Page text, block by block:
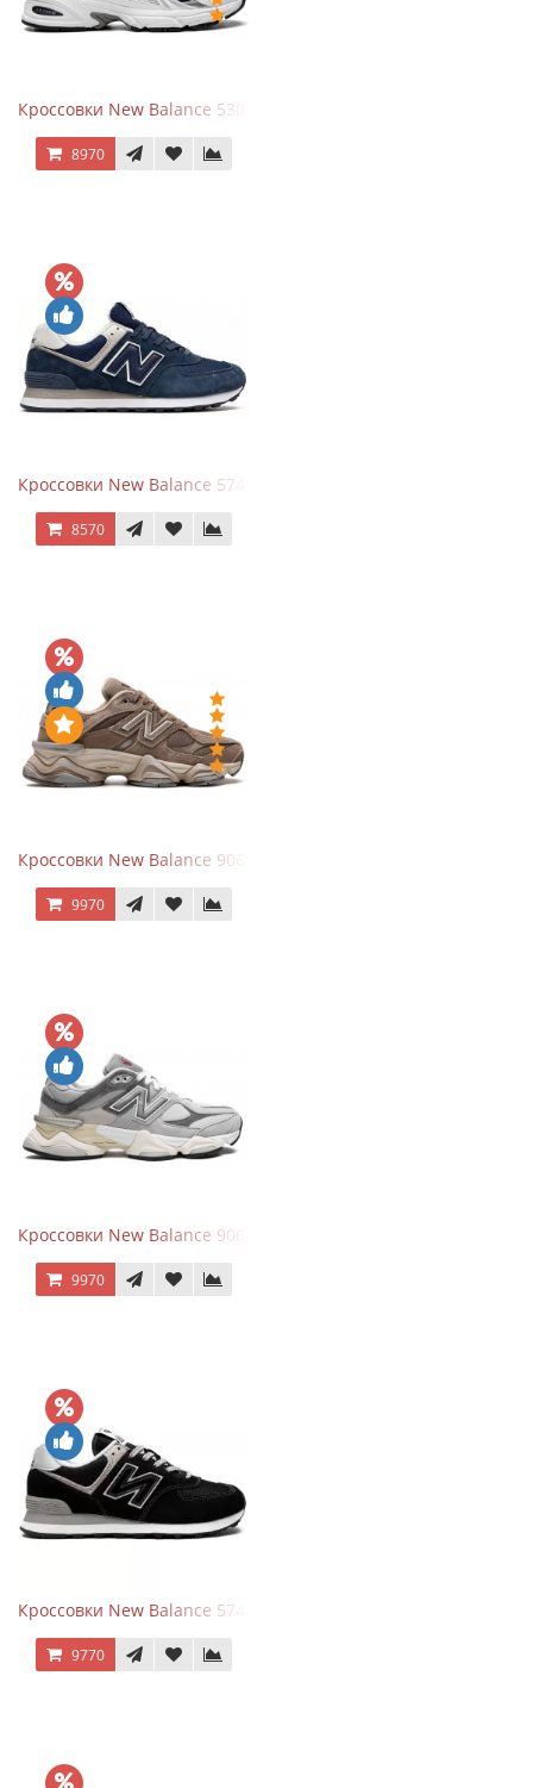
Кроссовки New Balance 530 White Silver Navy
8970
Кроссовки New Balance 574 Navy Blue White
8570
Кроссовки New Balance 9060 Mushroom
9970
Кроссовки New Balance 9060 Rain Cloud Grey
9970
Кроссовки New Balance 574 Evergreen Black
9770